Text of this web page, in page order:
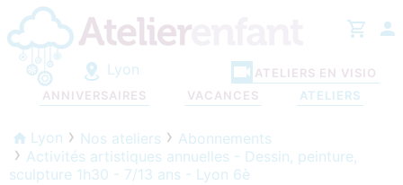
Lyon
ANNIVERSAIRES VACANCES ATELIERS
ATELIERS EN VISIO
Lyon Nos ateliers
Abonnements
Activités artistiques annuelles - Dessin, peinture,
sculpture 1h30 - 7/13 ans - Lyon 6è